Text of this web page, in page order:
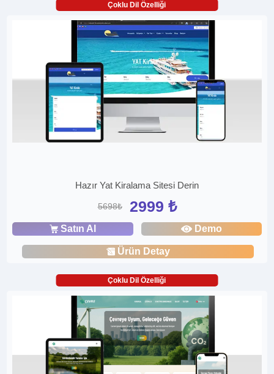
Çoklu Dil Özelliği
Hazır Yat Kiralama Sitesi Derin
5698₺ 2999 ₺
Satın Al Demo
Ürün Detay
Çoklu Dil Özelliği